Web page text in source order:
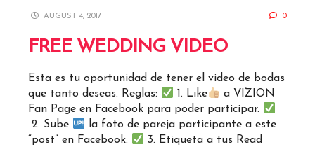
AUGUST 4, 2017 0
FREE WEDDING VIDEO
Esta es tu oportunidad de tener el video de bodas
que tanto deseas. Reglas:
1. Like
a VIZION
Fan Page en Facebook para poder participar.
2. Sube
la foto de pareja participante a este
“post” en Facebook.
3. Etiqueta a tus Read